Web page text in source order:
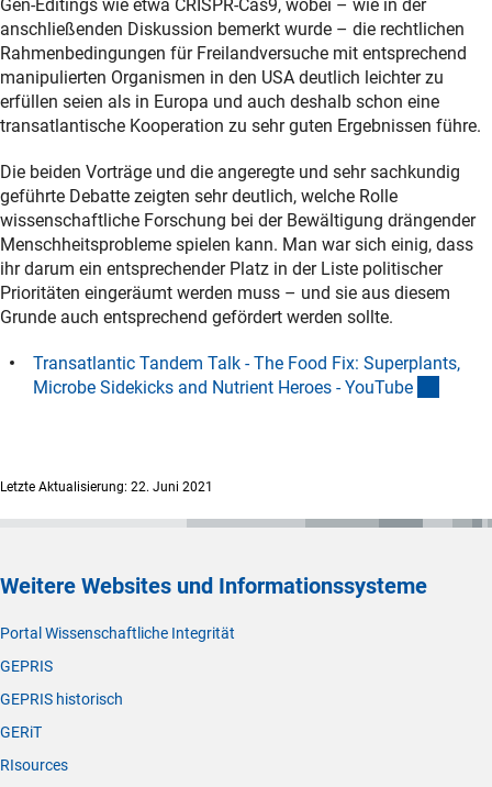
Gen-Editings wie etwa CRISPR-Cas9, wobei – wie in der
anschließenden Diskussion bemerkt wurde – die rechtlichen
Rahmenbedingungen für Freilandversuche mit entsprechend
manipulierten Organismen in den USA deutlich leichter zu
erfüllen seien als in Europa und auch deshalb schon eine
transatlantische Kooperation zu sehr guten Ergebnissen führe.
Die beiden Vorträge und die angeregte und sehr sachkundig
geführte Debatte zeigten sehr deutlich, welche Rolle
wissenschaftliche Forschung bei der Bewältigung drängender
Menschheitsprobleme spielen kann. Man war sich einig, dass
ihr darum ein entsprechender Platz in der Liste politischer
Prioritäten eingeräumt werden muss – und sie aus diesem
Grunde auch entsprechend gefördert werden sollte.
Transatlantic Tandem Talk - The Food Fix: Superplants,
Microbe Sidekicks and Nutrient Heroes - YouTube
Letzte Aktualisierung: 22. Juni 2021
Weitere Websites und Informationssysteme
Portal Wissenschaftliche Integrität
GEPRIS
GEPRIS historisch
GERiT
RIsources